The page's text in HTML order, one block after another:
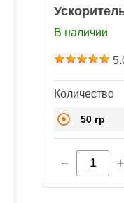
В наличии
Количество
50 гр
− +